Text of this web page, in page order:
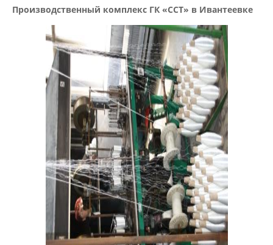
Производственный комплекс ГК «ССТ» в Ивантеевке